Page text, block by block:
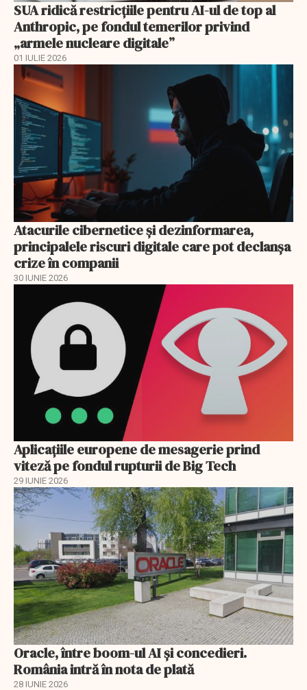
SUA ridică restricțiile pentru AI-ul de top al
Anthropic, pe fondul temerilor privind
„armele nucleare digitale”
01 IULIE 2026
Atacurile cibernetice şi dezinformarea,
principalele riscuri digitale care pot declanşa
crize în companii
30 IUNIE 2026
Aplicațiile europene de mesagerie prind
viteză pe fondul rupturii de Big Tech
29 IUNIE 2026
Oracle, între boom-ul AI și concedieri.
România intră în nota de plată
28 IUNIE 2026